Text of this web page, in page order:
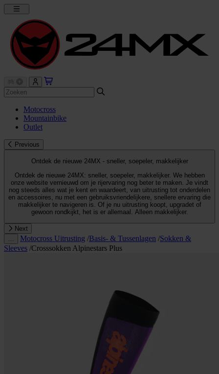
Motocross
Mountainbike
Outlet
Previous
Ontdek de nieuwe 24MX - sneller, soepeler, makkelijker
Ontdek de nieuwe 24MX: sneller, soepeler, makkelijker. We hebben
onze website vernieuwd om je rijervaring nog beter te maken. Je vindt
nog steeds alles wat je kent en waardeert, van uitrusting tot onderdelen
en accessoires, nu met een gebruiksvriendelijkere, snellere ervaring die
makkelijker te navigeren is. Of je nu uitrusting koopt, upgradet of
gewoon rondkijkt, het is er allemaal. Alleen makkelijker.
Next
Motocross Uitrusting /Basis- & Tussenlagen /Sokken &
Sleeves /Crosssokken Alpinestars Plus